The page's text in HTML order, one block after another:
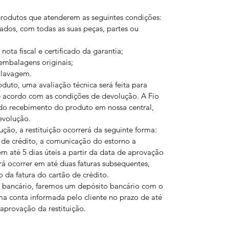
que atenderem as seguintes condições:
com todas as suas peças, partes ou
fiscal e certificado da garantia;
originais;
uma avaliação técnica será feita para
com as condições de devolução. A Fio
recebimento do produto em nossa central,
a restituição ocorrerá da seguinte forma:
crédito, a comunicação do estorno a
até 5 dias úteis a partir da data de aprovação
ocorrer em até duas faturas subsequentes,
da fatura do cartão de crédito.
faremos um depósito bancário com o
conta informada pelo cliente no prazo de até
da restituição.